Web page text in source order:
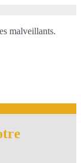
malveillants.